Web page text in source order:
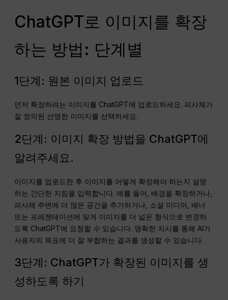
ChatGPT로 이미지를 확장
하는 방법: 단계별
1단계: 원본 이미지 업로드
먼저 확장하려는 이미지를 ChatGPT에 업로드하세요. 피사체가
잘 정의된 선명한 이미지를 선택하세요.
2단계: 이미지 확장 방법을 ChatGPT에
알려주세요.
이미지를 업로드한 후 이미지를 어떻게 확장해야 하는지 설명
하는 간단한 지침을 입력합니다. 예를 들어, 배경을 확장하거나,
피사체 주변에 더 많은 공간을 추가하거나, 소셜 미디어, 배너
또는 프레젠테이션에 맞게 이미지를 더 넓은 형식으로 변경하
도록 ChatGPT에 요청할 수 있습니다. 명확한 지시를 통해 AI가
사용자의 목표에 더 잘 부합하는 결과를 생성할 수 있습니다.
3단계: ChatGPT가 확장된 이미지를 생
성하도록 하기